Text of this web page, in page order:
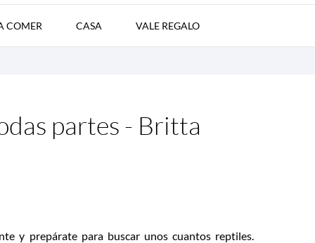
COMER CASA VALE REGALO
partes - Britta
y prepárate para buscar unos cuantos reptiles.